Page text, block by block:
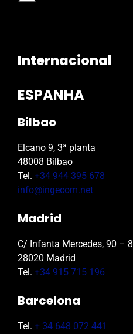
Internacional
ESPANHA
Bilbao
Elcano 9, 3ª planta
48008 Bilbao
Tel. +34 944 395 678
info@ingecom.net
Madrid
C/ Infanta Mercedes, 90 –
28020 Madrid
Tel. +34 915 715 196
Barcelona
Tel. + 34 648 072 441